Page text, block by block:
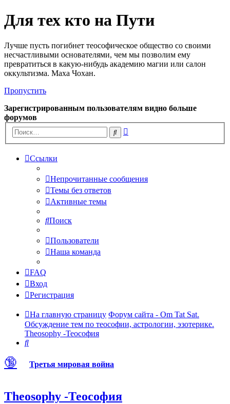
Для тех кто на Пути
Лучше пусть погибнет теософическое общество со своими
несчастливыми основателями, чем мы позволим ему
превратиться в какую-нибудь академию магии или салон
оккультизма. Маха Чохан.
Пропустить
Зарегистрированным пользователям видно больше
форумов
Поиск
Ссылки
Непрочитанные сообщения
Темы без ответов
Активные темы
Поиск
Пользователи
Наша команда
FAQ
Вход
Регистрация
На главную страницу Форум сайта - Om Tat Sat.
Обсуждение тем по теософии, астрологии, эзотерике.
Theosophy -Теософия
Поиск
🔞 Третья мировая война
Theosophy -Теософия